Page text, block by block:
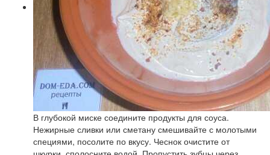
В глубокой миске соедините продукты для соуса.
Нежирные сливки или сметану смешивайте с молотыми
специями, посолите по вкусу. Чеснок очистите от